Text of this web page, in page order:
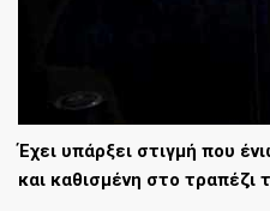
Έχει υπάρξει στιγμή που
και καθισμένη στο τραπέζι